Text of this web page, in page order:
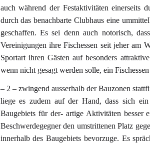
auch während der Festaktivitäten einerseits
durch das benachbarte Clubhaus eine
geschaffen. Es sei denn auch notorisch,
Vereinigungen ihre Fischessen seit jeher am
Sportart ihren Gästen auf besonders
wenn nicht gesagt werden solle, ein
– 2 – zwingend ausserhalb der Bauzonen
liege es zudem auf der Hand, dass sich
Baugebiets für der- artige Aktivitäten besser
Beschwerdegegner den umstrittenen Platz
innerhalb des Baugebiets bevorzuge. Es